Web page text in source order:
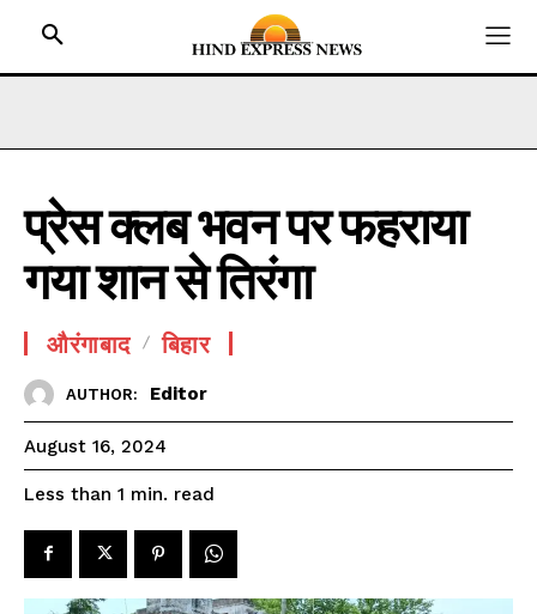
HOME
BIHAR
JHARKHAND
UTTAR PRADESH
MADHYA PRADESH
INTERNATIONAL
NATIONAL NEWS
SPORTS NEWS
TECH NEWS
प्रेस क्लब भवन पर फहराया
गया शान से तिरंगा
औरंगाबाद बिहार
AUTHOR: Editor
August 16, 2024
Less than 1 min. read